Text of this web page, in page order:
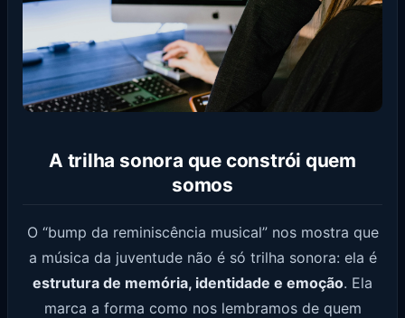
A trilha sonora que constrói quem
somos
O “bump da reminiscência musical” nos mostra que
a música da juventude não é só trilha sonora: ela é
estrutura de memória, identidade e emoção. Ela
marca a forma como nos lembramos de quem